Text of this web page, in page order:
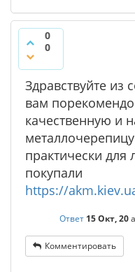
0
0
Здравствуйте из
вам
качественную и
практически для
покупали
https://
Ответ 15 Окт, 20
Комментировать